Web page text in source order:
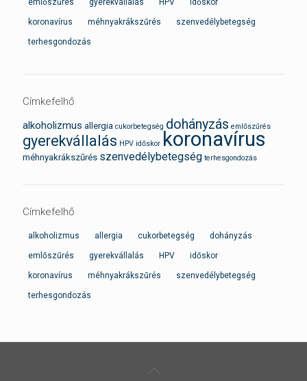
emlőszűrés gyerekvállalás HPV időskor
koronavírus méhnyakrákszűrés szenvedélybetegség
terhesgondozás
Címkefelhő
alkoholizmus allergia cukorbetegség dohányzás emlőszűrés
gyerekvállalás HPV időskor koronavírus
méhnyakrákszűrés szenvedélybetegség terhesgondozás
Címkefelhő
alkoholizmus allergia cukorbetegség dohányzás
emlőszűrés gyerekvállalás HPV időskor
koronavírus méhnyakrákszűrés szenvedélybetegség
terhesgondozás